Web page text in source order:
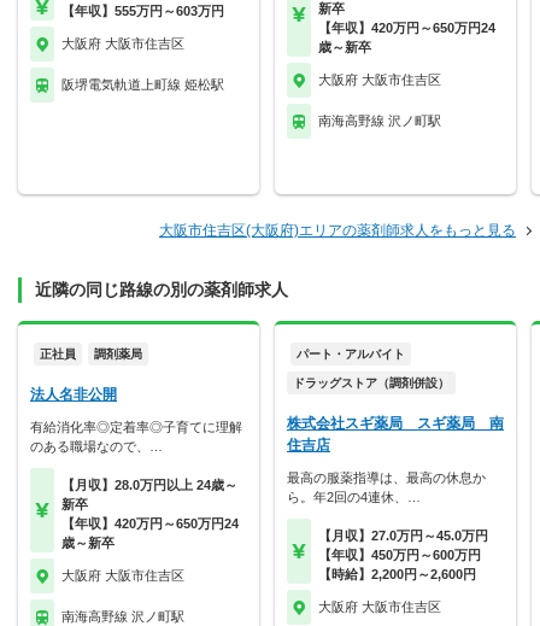
【年収】555万円～603万円
大阪府 大阪市住吉区
阪堺電気軌道上町線 姫松駅
新卒
【年収】420万円～650万円24
歳～新卒
大阪府 大阪市住吉区
南海高野線 沢ノ町駅
大阪市住吉区(大阪府)エリアの薬剤師求人をもっと見る
近隣の同じ路線の別の薬剤師求人
正社員 調剤薬局
法人名非公開
有給消化率◎定着率◎子育てに理解
のある職場なので、…
【月収】28.0万円以上 24歳～
新卒
【年収】420万円～650万円24
歳～新卒
大阪府 大阪市住吉区
南海高野線 沢ノ町駅
パート・アルバイト
ドラッグストア（調剤併設）
株式会社スギ薬局 スギ薬局 南
住吉店
最高の服薬指導は、最高の休息か
ら。年2回の4連休、…
【月収】27.0万円～45.0万円
【年収】450万円～600万円
【時給】2,200円～2,600円
大阪府 大阪市住吉区